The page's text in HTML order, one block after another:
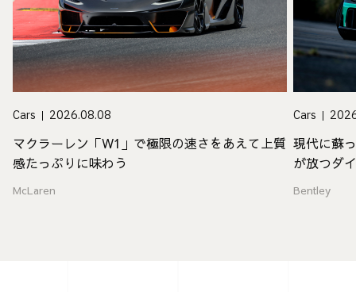
Cars 2026.08.08
マクラーレン「W1」で極限の速さをあえて上質
感たっぷりに味わう
McLaren
Cars
現代に蘇
が放つダ
Bentley